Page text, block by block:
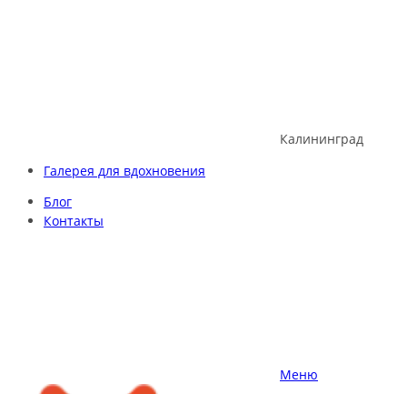
Калининград
Галерея для вдохновения
Блог
Контакты
Меню